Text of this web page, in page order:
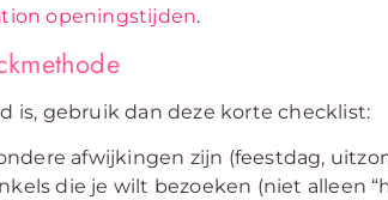
openingstijden.
is, gebruik dan deze korte checklist:
afwijkingen zijn (feestdag,
die je wilt bezoeken (niet alleen